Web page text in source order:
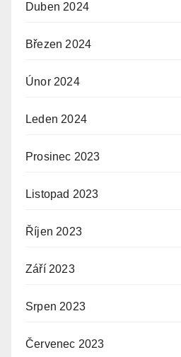
Duben 2024
Březen 2024
Únor 2024
Leden 2024
Prosinec 2023
Listopad 2023
Říjen 2023
Září 2023
Srpen 2023
Červenec 2023